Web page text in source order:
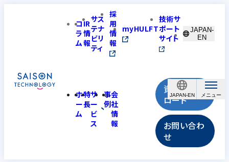
JAPAN-EN
コ
ラ
ム
IR
情
報
サス
テナ
ビリ
ティ
採
用
情
報
myHULFT
技術サ
ポート
サイト
JAPAN-
EN
ホ
ー
ム
特
長
サ
ー
ビ
ス
事
例
会
社
情
報
資料ダウン
ロード
お問い合わ
せ